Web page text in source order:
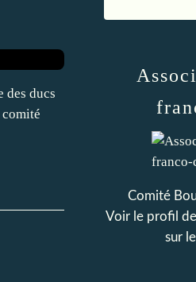
des ducs
Comité
Voir le profil de
sur